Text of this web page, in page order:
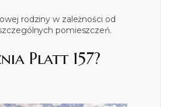
rodziny w zależności od
pomieszczeń.
Platt 157?